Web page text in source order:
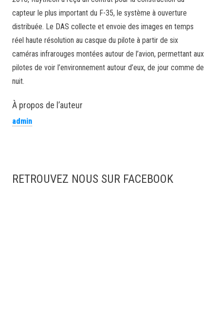
capteur le plus important du F-35, le système à ouverture
distribuée. Le DAS collecte et envoie des images en temps
réel haute résolution au casque du pilote à partir de six
caméras infrarouges montées autour de l’avion, permettant aux
pilotes de voir l’environnement autour d’eux, de jour comme de
nuit.
À propos de l’auteur
admin
RETROUVEZ NOUS SUR FACEBOOK